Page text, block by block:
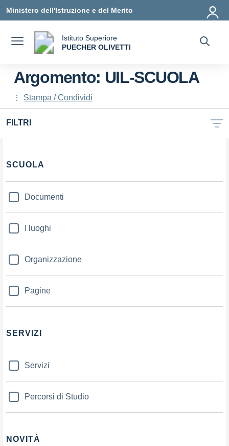
Ministero dell'Istruzione e del Merito
Istituto Superiore
PUECHER OLIVETTI
Argomento: UIL-SCUOLA
Stampa / Condividi
FILTRI
Filtri
SCUOLA
Documenti
I luoghi
Organizzazione
Pagine
SERVIZI
Servizi
Percorsi di Studio
NOVITÀ